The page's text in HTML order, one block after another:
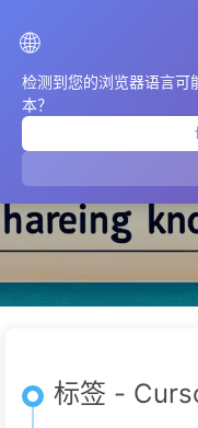
🌐
检测到您的浏览器语言可
本？
标签 -